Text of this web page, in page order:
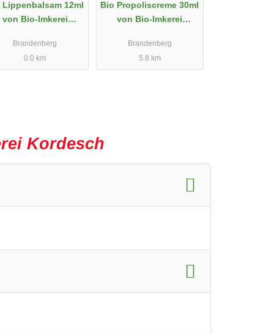
Lippenbalsam 12ml
von Bio-Imkerei
Brandenberg
0.0 km
Bio Propoliscreme 30ml
von Bio-Imkerei
Brandenberg
5.8 km
Kordesch